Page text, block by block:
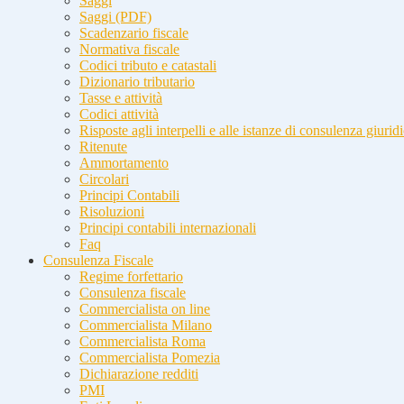
Saggi (PDF)
Scadenzario fiscale
Normativa fiscale
Codici tributo e catastali
Dizionario tributario
Tasse e attività
Codici attività
Risposte agli interpelli e alle istanze di consulenza
Ritenute
Ammortamento
Circolari
Principi Contabili
Risoluzioni
Principi contabili internazionali
Faq
Consulenza Fiscale
Regime forfettario
Consulenza fiscale
Commercialista on line
Commercialista Milano
Commercialista Roma
Commercialista Pomezia
Dichiarazione redditi
PMI